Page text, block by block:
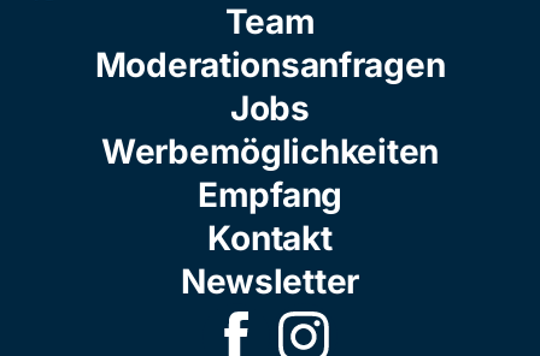
Team
Moderationsanfragen
Jobs
Werbemöglichkeiten
Empfang
Kontakt
Newsletter